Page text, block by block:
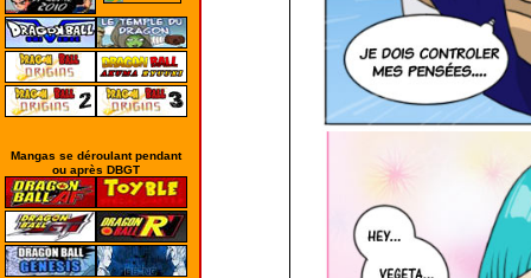
Mangas se déroulant pendant
ou après DBGT